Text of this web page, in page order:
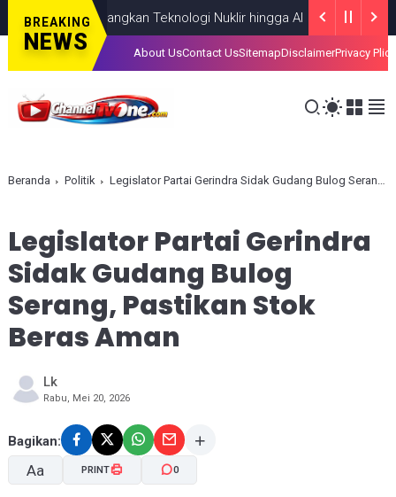
BREAKING
NEWS
Kembangkan Teknologi Nuklir hingga AI NASIONALAUGUST
About UsContact UsSitemapDisclaimerPrivacy Plice
Beranda Politik Legislator Partai Gerindra Sidak Gudang Bulog Serang, Pastikan Stok Beras Aman
Legislator Partai Gerindra
Sidak Gudang Bulog
Serang, Pastikan Stok
Beras Aman
Lk
Rabu, Mei 20, 2026
Bagikan:
Aa PRINT 0